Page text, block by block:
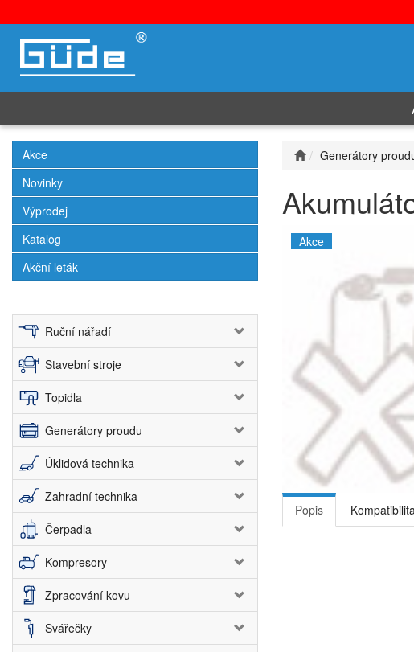
Akce
Novinky
Výprodej
Katalog
Akční leták
Ruční nářadí
Stavební stroje
Topidla
Generátory proudu
Úklidová technika
Zahradní technika
Čerpadla
Kompresory
Zpracování kovu
Svářečky
Generátory
Akce
Popis